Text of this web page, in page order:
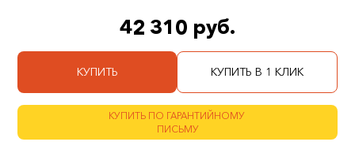
42 310 руб.
КУПИТЬ КУПИТЬ В 1 КЛИК
КУПИТЬ ПО ГАРАНТИЙНОМУ
ПИСЬМУ